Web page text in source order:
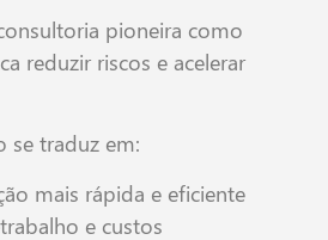
pioneira como
reduzir riscos e acelerar
se traduz em:
mais rápida e eficiente
e custos